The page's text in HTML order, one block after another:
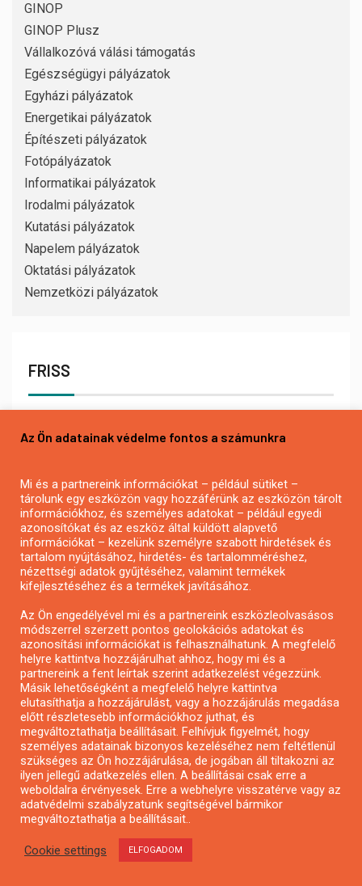
GINOP
GINOP Plusz
Vállalkozóvá válási támogatás
Egészségügyi pályázatok
Egyházi pályázatok
Energetikai pályázatok
Építészeti pályázatok
Fotópályázatok
Informatikai pályázatok
Irodalmi pályázatok
Kutatási pályázatok
Napelem pályázatok
Oktatási pályázatok
Nemzetközi pályázatok
FRISS
Városzöldítő ötletpályázat
Az Ön adatainak védelme fontos a számunkra
Mi és a partnereink információkat – például sütiket –
tárolunk egy eszközön vagy hozzáférünk az eszközön tárolt
információkhoz, és személyes adatokat – például egyedi
azonosítókat és az eszköz által küldött alapvető
információkat – kezelünk személyre szabott hirdetések és
tartalom nyújtásához, hirdetés- és tartalomméréshez,
nézettségi adatok gyűjtéséhez, valamint termékek
kifejlesztéséhez és a termékek javításához.
Az Ön engedélyével mi és a partnereink eszközleolvasásos
módszerrel szerzett pontos geolokációs adatokat és
azonosítási információkat is felhasználhatunk. A megfelelő
helyre kattintva hozzájárulhat ahhoz, hogy mi és a
partnereink a fent leírtak szerint adatkezelést végezzünk.
Másik lehetőségként a megfelelő helyre kattintva
elutasíthatja a hozzájárulást, vagy a hozzájárulás megadása
előtt részletesebb információkhoz juthat, és
megváltoztathatja beállításait. Felhívjuk figyelmét, hogy
személyes adatainak bizonyos kezeléséhez nem feltétlenül
szükséges az Ön hozzájárulása, de jogában áll tiltakozni az
ilyen jellegű adatkezelés ellen. A beállításai csak erre a
weboldalra érvényesek. Erre a webhelyre visszatérve vagy az
adatvédelmi szabályzatunk segítségével bármikor
megváltoztathatja a beállításait..
Cookie settings ELFOGADOM